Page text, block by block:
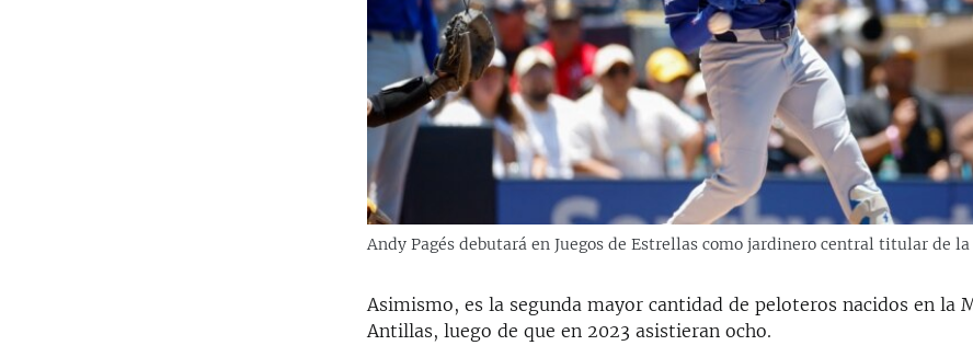
Andy Pagés debutará en Juegos de Estrellas como jardinero central titular de
Asimismo, es la segunda mayor cantidad de peloteros nacidos en la
Antillas, luego de que en 2023 asistieran ocho.